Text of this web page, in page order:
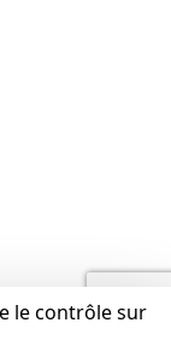
le contrôle sur